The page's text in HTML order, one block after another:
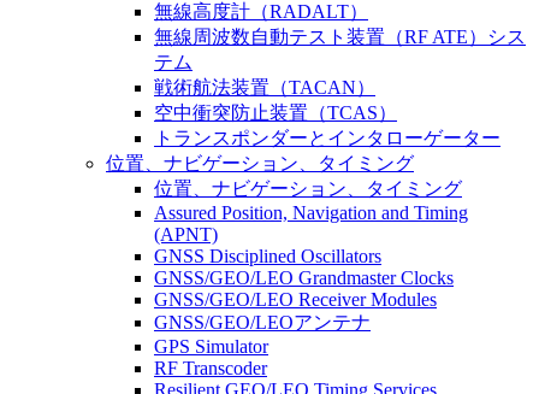
無線高度計（RADALT）
無線周波数自動テスト装置（RF ATE）シス
テム
戦術航法装置（TACAN）
空中衝突防止装置（TCAS）
トランスポンダーとインタローゲーター
位置、ナビゲーション、タイミング
位置、ナビゲーション、タイミング
Assured Position, Navigation and Timing
(APNT)
GNSS Disciplined Oscillators
GNSS/GEO/LEO Grandmaster Clocks
GNSS/GEO/LEO Receiver Modules
GNSS/GEO/LEOアンテナ
GPS Simulator
RF Transcoder